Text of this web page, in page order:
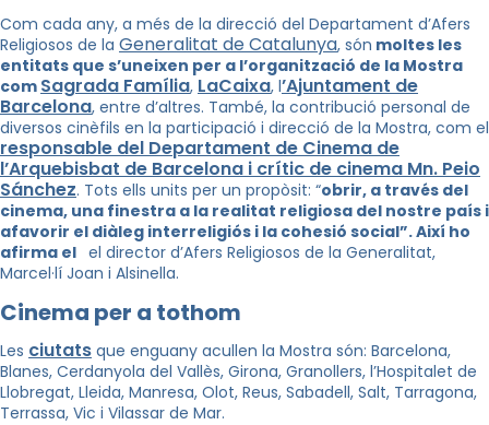
Com cada any, a més de la direcció del Departament d’Afers
Religiosos de la Generalitat de Catalunya, són moltes les
entitats que s’uneixen per a l’organització de la Mostra
com Sagrada Família, LaCaixa, l’Ajuntament de
Barcelona, entre d’altres. També, la contribució personal de
diversos cinèfils en la participació i direcció de la Mostra, com el
responsable del Departament de Cinema de
l’Arquebisbat de Barcelona i crític de cinema Mn. Peio
Sánchez. Tots ells units per un propòsit: “obrir, a través del
cinema, una finestra a la realitat religiosa del nostre país i
afavorir el diàleg interreligiós i la cohesió social”. Així ho
afirma el el director d’Afers Religiosos de la Generalitat,
Marcel·lí Joan i Alsinella.
Cinema per a tothom
Les ciutats que enguany acullen la Mostra són: Barcelona,
Blanes, Cerdanyola del Vallès, Girona, Granollers, l’Hospitalet de
Llobregat, Lleida, Manresa, Olot, Reus, Sabadell, Salt, Tarragona,
Terrassa, Vic i Vilassar de Mar.